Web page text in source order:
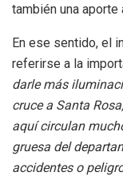
también una aporte
En ese sentido, el
referirse a la
darle más
cruce a Santa
aquí circulan
gruesa del
accidentes o